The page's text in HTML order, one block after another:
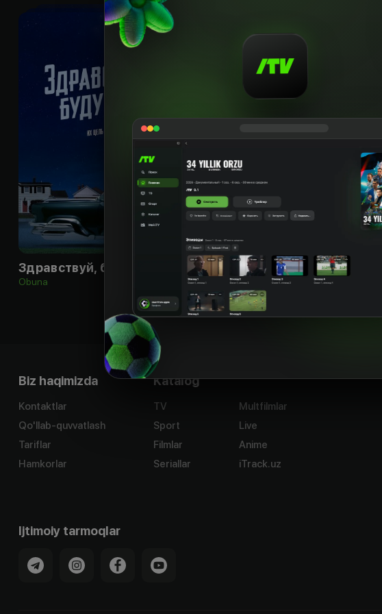
Здравствуй, будущее!
Obuna Bepul
Biz haqimizda
Kontaktlar
Qo'llab-quvvatlash
Tariflar
Hamkorlar
Katalog
TV
Sport
Filmlar
Seriallar
Multfilmlar
Live
Anime
iTrack.uz
Ijtimoiy tarmoqlar